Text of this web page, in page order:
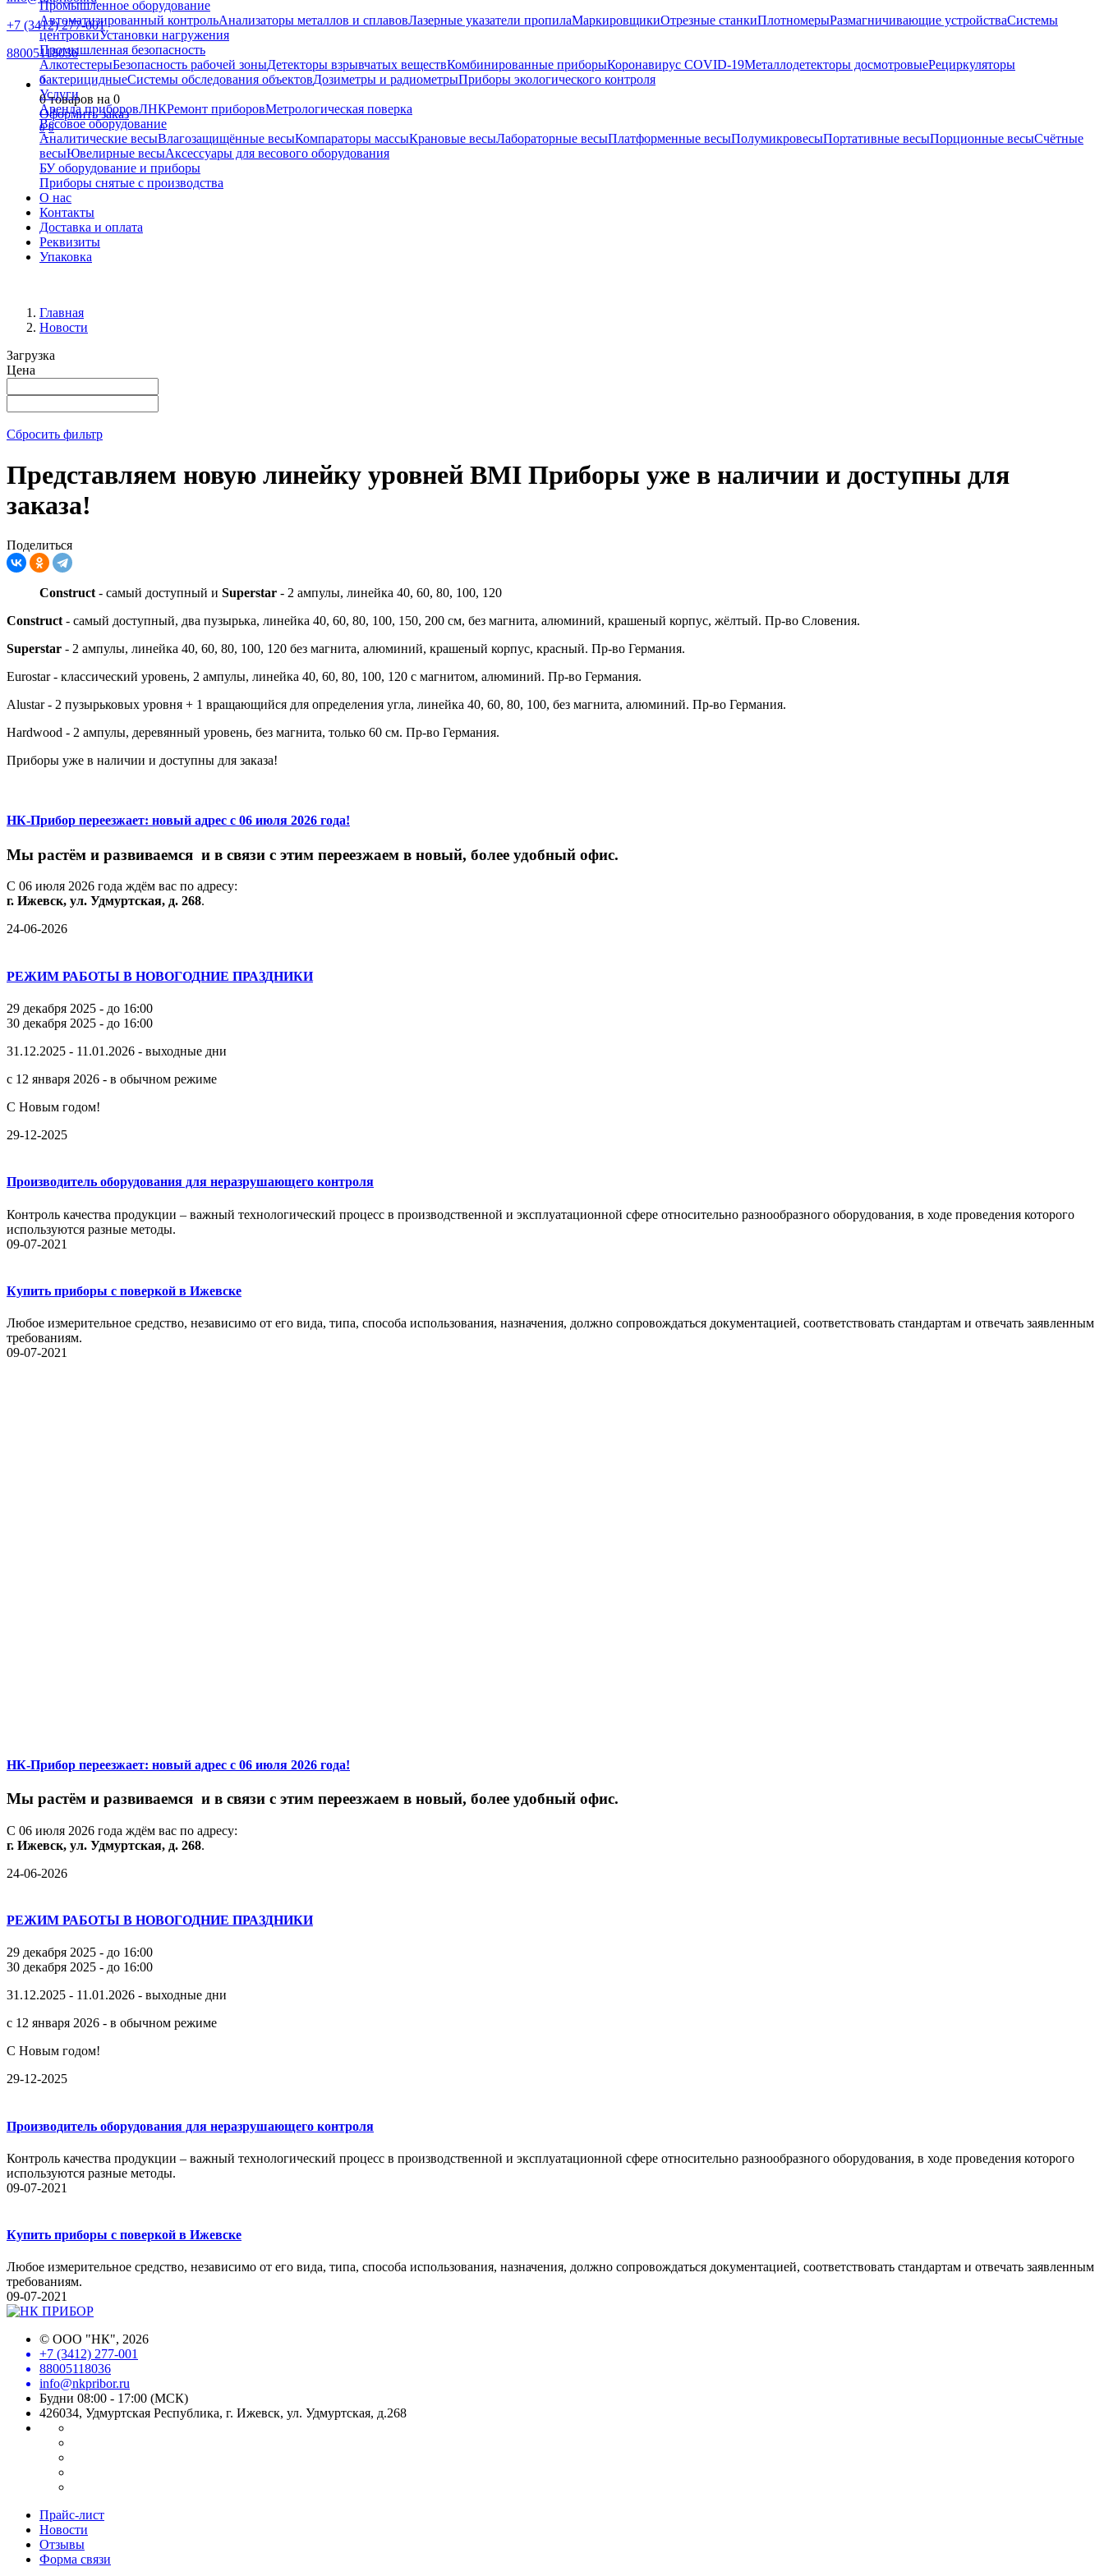
+7 (3412) 277-001
88005118036
0
0 товаров на 0
Оформить заказ
0 0
Промышленное оборудование
Автоматизированный контрольАнализаторы металлов и сплавовЛазерные указатели пропилаМаркировщикиОтрезные станкиПлотномерыРазмагничивающие устройстваСистемы
центровкиУстановки нагружения
Промышленная безопасность
АлкотестерыБезопасность рабочей зоныДетекторы взрывчатых веществКомбинированные приборыКоронавирус COVID-19Металлодетекторы досмотровыеРециркуляторы
бактерицидныеСистемы обследования объектовДозиметры и радиометрыПриборы экологического контроля
Услуги
Аренда приборовЛНКРемонт приборовМетрологическая поверка
Весовое оборудование
Аналитические весыВлагозащищённые весыКомпараторы массыКрановые весыЛабораторные весыПлатформенные весыПолумикровесыПортативные весыПорционные весыСчётные
весыЮвелирные весыАксессуары для весового оборудования
БУ оборудование и приборы
Приборы снятые с производства
О нас
Контакты
Доставка и оплата
Реквизиты
Упаковка
Главная
Новости
Загрузка
Цена
Сбросить фильтр
Представляем новую линейку уровней BMI Приборы уже в наличии и доступны для
заказа!
Поделиться
Сonstruct - самый доступный и Superstar - 2 ампулы, линейка 40, 60, 80, 100, 120
Сonstruct - самый доступный, два пузырька, линейка 40, 60, 80, 100, 150, 200 см, без магнита, алюминий, крашеный корпус, жёлтый. Пр-во Словения.
Superstar - 2 ампулы, линейка 40, 60, 80, 100, 120 без магнита, алюминий, крашеный корпус, красный. Пр-во Германия.
Eurostar - классический уровень, 2 ампулы, линейка 40, 60, 80, 100, 120 с магнитом, алюминий. Пр-во Германия.
Alustar - 2 пузырьковых уровня + 1 вращающийся для определения угла, линейка 40, 60, 80, 100, без магнита, алюминий. Пр-во Германия.
Hardwood - 2 ампулы, деревянный уровень, без магнита, только 60 см. Пр-во Германия.
Приборы уже в наличии и доступны для заказа!
НК-Прибор переезжает: новый адрес с 06 июля 2026 года!
Мы растём и развиваемся и в связи с этим переезжаем в новый, более удобный офис.
С 06 июля 2026 года ждём вас по адресу:
г. Ижевск, ул. Удмуртская, д. 268.
24-06-2026
РЕЖИМ РАБОТЫ В НОВОГОДНИЕ ПРАЗДНИКИ
29 декабря 2025 - до 16:00
30 декабря 2025 - до 16:00
31.12.2025 - 11.01.2026 - выходные дни
с 12 января 2026 - в обычном режиме
С Новым годом!
29-12-2025
Производитель оборудования для неразрушающего контроля
Контроль качества продукции – важный технологический процесс в производственной и эксплуатационной сфере относительно разнообразного оборудования, в ходе проведения которого
используются разные методы.
09-07-2021
Купить приборы с поверкой в Ижевске
Любое измерительное средство, независимо от его вида, типа, способа использования, назначения, должно сопровождаться документацией, соответствовать стандартам и отвечать заявленным
требованиям.
09-07-2021
НК-Прибор переезжает: новый адрес с 06 июля 2026 года!
Мы растём и развиваемся и в связи с этим переезжаем в новый, более удобный офис.
С 06 июля 2026 года ждём вас по адресу:
г. Ижевск, ул. Удмуртская, д. 268.
24-06-2026
РЕЖИМ РАБОТЫ В НОВОГОДНИЕ ПРАЗДНИКИ
29 декабря 2025 - до 16:00
30 декабря 2025 - до 16:00
31.12.2025 - 11.01.2026 - выходные дни
с 12 января 2026 - в обычном режиме
С Новым годом!
29-12-2025
Производитель оборудования для неразрушающего контроля
Контроль качества продукции – важный технологический процесс в производственной и эксплуатационной сфере относительно разнообразного оборудования, в ходе проведения которого
используются разные методы.
09-07-2021
Купить приборы с поверкой в Ижевске
Любое измерительное средство, независимо от его вида, типа, способа использования, назначения, должно сопровождаться документацией, соответствовать стандартам и отвечать заявленным
требованиям.
09-07-2021
© ООО "НК", 2026
+7 (3412) 277-001
88005118036
info@nkpribor.ru
Будни 08:00 - 17:00 (МСК)
426034, Удмуртская Республика, г. Ижевск, ул. Удмуртская, д.268
Прайс-лист
Новости
Отзывы
Форма связи